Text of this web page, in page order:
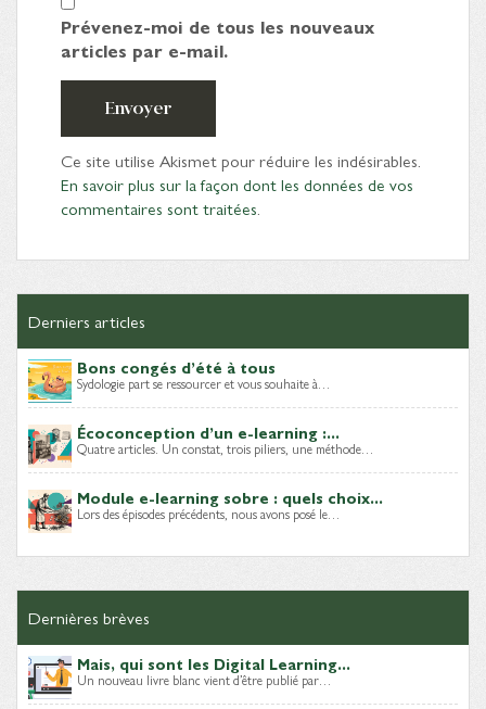
Prévenez-moi de tous les nouveaux
articles par e-mail.
Envoyer
Ce site utilise Akismet pour réduire les indésirables.
En savoir plus sur la façon dont les données de vos
commentaires sont traitées.
Derniers articles
Bons congés d’été à tous
Sydologie part se ressourcer et vous souhaite à…
Écoconception d’un e-learning :...
Quatre articles. Un constat, trois piliers, une méthode…
Module e-learning sobre : quels choix...
Lors des épisodes précédents, nous avons posé le…
Dernières brèves
Mais, qui sont les Digital Learning...
Un nouveau livre blanc vient d’être publié par…